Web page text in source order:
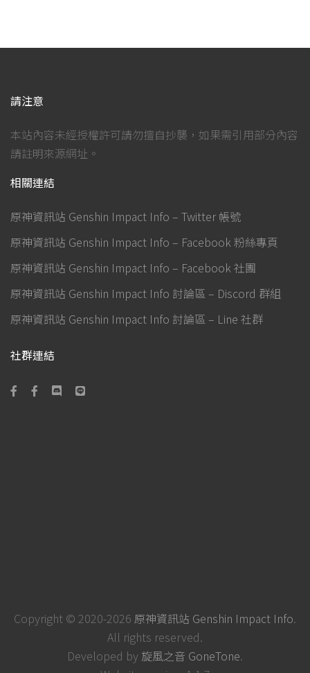
請注意
本站內容未經授權許可請勿擅自抄襲，如果需引用部分內容
請註明來源網址。
相關連結
原神資訊站 Genshin Impact Info – Twitter 帳號
原神資訊站 Genshin Impact Info – Facebook 粉絲專頁
原神資訊站 Genshin Impact Info – Facebook 社團
原神資訊站 Genshin Impact Info 討論區 – Discord 群組
原神資訊站 Genshin Impact Info 討論區 – Line 社群
社群連結
Copyright © 2020-2026 原神資訊站 Genshin Impact Info.
All rights reserved.
Developed by 旋風之音 GoneTone.